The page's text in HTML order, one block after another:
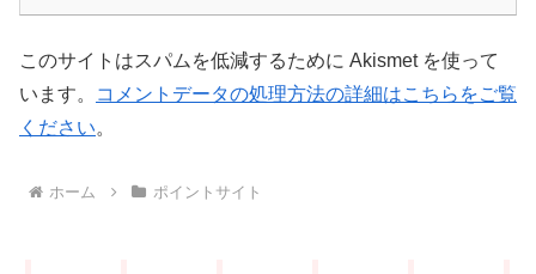
このサイトはスパムを低減するために Akismet を使って
います。
コメントデータの処理方法の詳細はこちらをご覧
ください。
ホーム ポイントサイト